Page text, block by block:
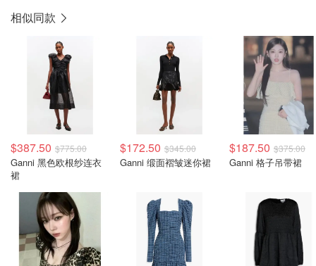
相似同款
$387.50 $775.00
Ganni 黑色欧根纱连衣
裙
$172.50 $345.00
Ganni 缎面褶皱迷你裙
$187.50 $375.00
Ganni 格子吊带裙